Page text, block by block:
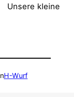
kleine
H-Wurf